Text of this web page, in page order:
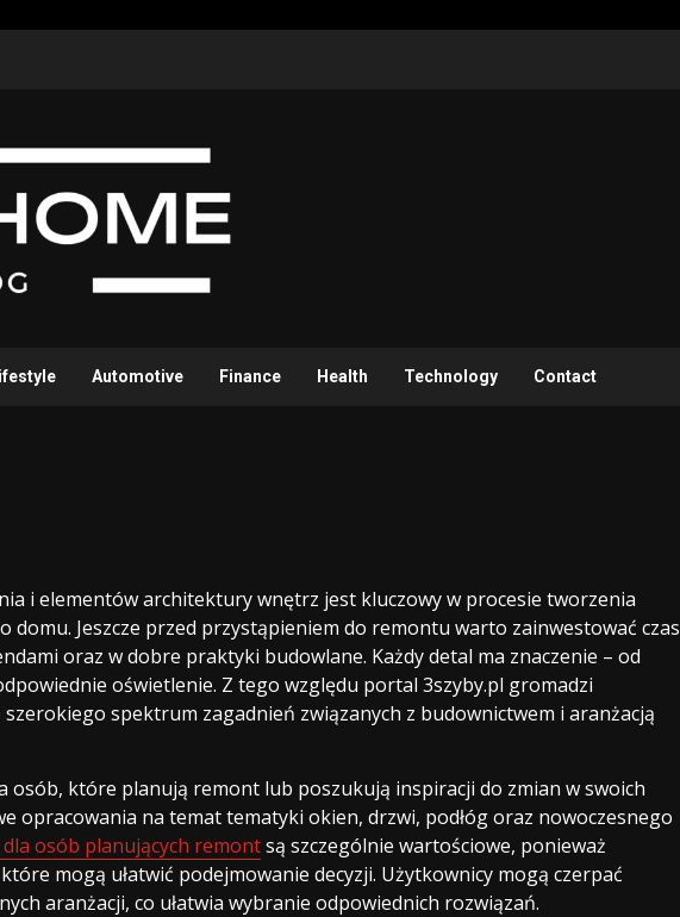
Automotive Finance Health Technology Contact
i elementów architektury wnętrz jest kluczowy w procesie tworzenia
Jeszcze przed przystąpieniem do remontu warto zainwestować czas
oraz w dobre praktyki budowlane. Każdy detal ma znaczenie – od
oświetlenie. Z tego względu portal 3szyby.pl gromadzi
spektrum zagadnień związanych z budownictwem i aranżacją
osób, które planują remont lub poszukują inspiracji do zmian w swoich
opracowania na temat tematyki okien, drzwi, podłóg oraz nowoczesnego
osób planujących remontsą szczególnie wartościowe, ponieważ
mogą ułatwić podejmowanie decyzji. Użytkownicy mogą czerpać
aranżacji, co ułatwia wybranie odpowiednich rozwiązań.